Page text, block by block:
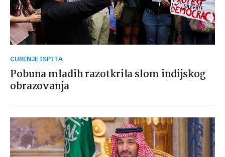
CURENJE ISPITA
Pobuna mladih razotkrila slom indijskog
obrazovanja